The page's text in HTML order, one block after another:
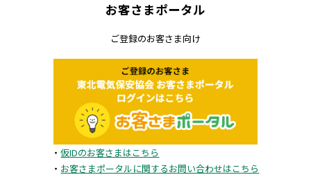
お客さまポータル
ご登録のお客さま向け
・仮IDのお客さまはこちら
・ お客さまポータルに関するお問い合わせはこちら